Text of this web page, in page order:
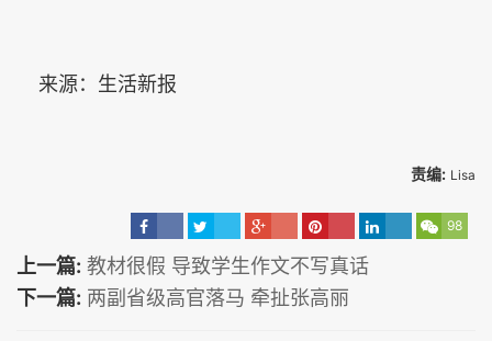
来源：生活新报
责编: Lisa
98
上一篇: 教材很假 导致学生作文不写真话
下一篇: 两副省级高官落马 牵扯张高丽